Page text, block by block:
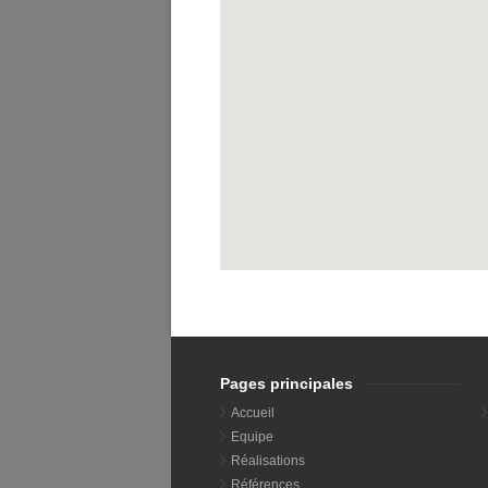
Pages principales
Accueil
Equipe
Réalisations
Références